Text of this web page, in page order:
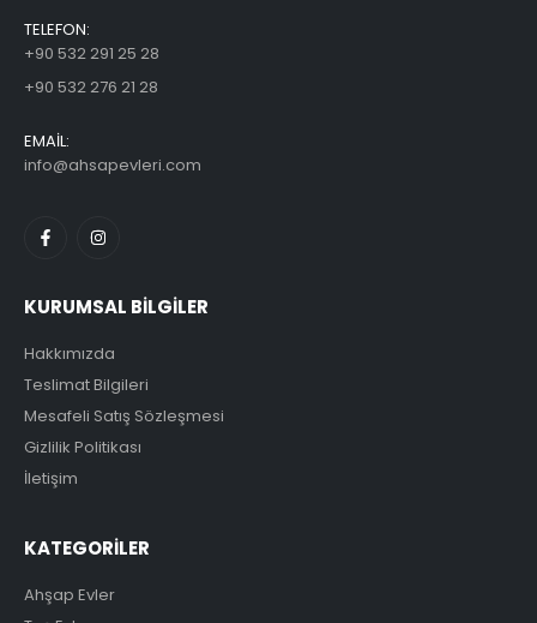
TELEFON:
+90 532 291 25 28
+90 532 276 21 28
EMAİL:
info@ahsapevleri.com
KURUMSAL BİLGİLER
Hakkımızda
Teslimat Bilgileri
Mesafeli Satış Sözleşmesi
Gizlilik Politikası
İletişim
KATEGORİLER
Ahşap Evler